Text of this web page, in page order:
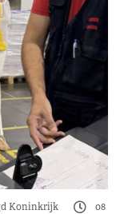
Koninkrijk
08